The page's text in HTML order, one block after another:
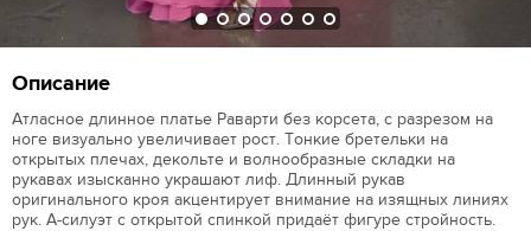
Описание
Атласное длинное платье Раварти без корсета, с разрезом на
ноге визуально увеличивает рост. Тонкие бретельки на
открытых плечах, декольте и волнообразные складки на
рукавах изысканно украшают лиф. Длинный рукав
оригинального кроя акцентирует внимание на изящных линиях
рук. А-силуэт с открытой спинкой придаёт фигуре стройность.